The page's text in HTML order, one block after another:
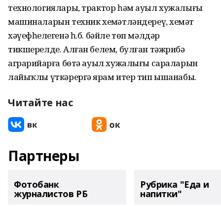
технологиялары, трактор һәм ауыл хужалығы
машиналарын техник хеҙмәтләндереү, хеҙмәт
хәүефһеҙлегенә һ.б. бәйле төп мәлдәр
тикшерелде. Алған белем, булған тәжрибә
аграрийҙарға бөтә ауыл хужалығы сараларын
лайыҡлы үткәрергә ярҙам итер тип ышанабыҙ.
Читайте нас
Партнеры
Фотобанк
журналистов РБ
Рубрика "Еда и
напитки"